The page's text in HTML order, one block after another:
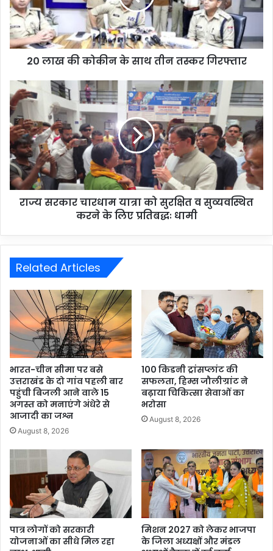
20 लाख की कोकीन के साथ तीन तस्कर गिरफ्तार
राज्य सरकार चारधाम यात्रा को सुरक्षित व सुव्यवस्थित
करने के लिए प्रतिबद्धः धामी
Related Articles
भारत-चीन सीमा पर बसे
उत्तराखंड के दो गांव पहली बार
पहुंची बिजली आने वाले 15
अगस्त को मनाएंगे अंधेरे से
आजादी का जश्न
August 8, 2026
100 किडनी ट्रांसप्लांट की
सफलता, हिम्स जौलीग्रांट ने
बढ़ाया चिकित्सा सेवाओं का
भरोसा
August 8, 2026
पात्र लोगों को सरकारी
योजनाओं का सीधे मिल रहा
मिशन 2027 को लेकर भाजपा
के जिला अध्यक्षों और मंडल